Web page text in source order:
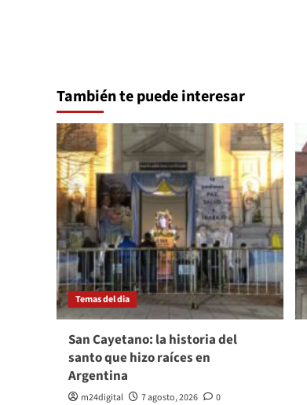
También te puede interesar
Temas del dia
San Cayetano: la historia del
santo que hizo raíces en
Argentina
m24digital 7 agosto, 2026 0